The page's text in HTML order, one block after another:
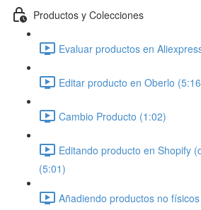
Productos y Colecciones
Evaluar productos en
Editar producto en Oberlo
Cambio Producto (1:02)
Editando producto en Shopify
(5:01)
Añadiendo productos no